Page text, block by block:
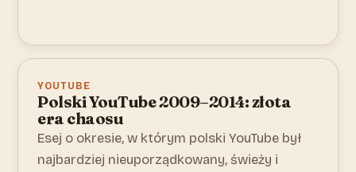
YOUTUBE
Polski YouTube 2009–2014: złota
era chaosu
Esej o okresie, w którym polski YouTube był
najbardziej nieuporządkowany, świeży i